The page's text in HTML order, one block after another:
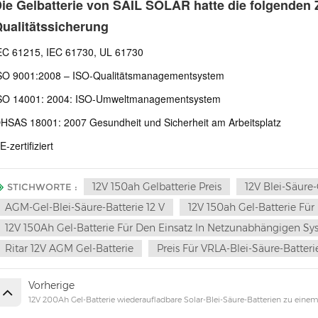
Gelbatterie von SAIL SOLAR hatte die
61215, IEC 61730, UL 61730
9001:2008 – ISO-Qualitätsmanagementsystem
14001: 2004: ISO-Umweltmanagementsystem
18001: 2007 Gesundheit und Sicherheit am Arbeitsplatz
zertifiziert
STICHWORTE : 12V 150ah Gelbatterie Preis
12V Blei-
AGM-Gel-Blei-Säure-Batterie 12 V
12V 150ah Gel-Batterie
12V 150Ah Gel-Batterie Für Den Einsatz In Netzunabhängigen
Ritar 12V AGM Gel-Batterie
Preis Für VRLA-Blei-Säure-
Vorherige
12V 200Ah Gel-Batterie wiederaufladbare Solar-Blei-Säure-Batterien zu